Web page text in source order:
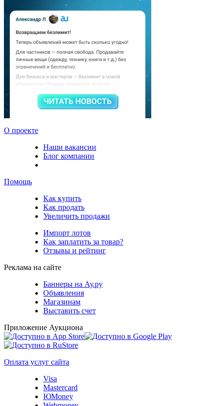
О проекте
Наши вакансии
Блог компании
Помощь
Как купить
Как продать
Увеличить продажи
Импорт лотов
Как заплатить за товар?
Отзывы и рейтинг
Реклама на сайте
Баннеры на Ау.ру
Объявления
Магазинам
Выставить счет
Приложение Аукциона
Оплата услуг сайта
Visa
Mastercard
ЮMoney